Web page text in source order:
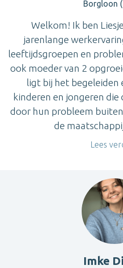
Borgloon
Welkom! Ik ben
jarenlange
leeftijdsgroepen en
ook moeder van 2
ligt bij het begeleiden
kinderen en jongeren
door hun probleem
de
Lees
Imke